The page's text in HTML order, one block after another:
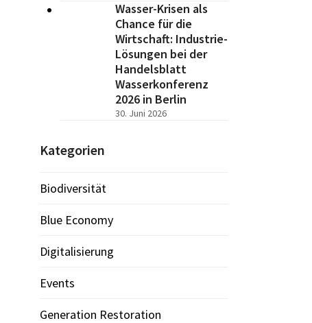
Wasser-Krisen als
Chance für die
Wirtschaft: Industrie-
Lösungen bei der
Handelsblatt
Wasserkonferenz
2026 in Berlin
30. Juni 2026
Kategorien
Biodiversität
Blue Economy
Digitalisierung
Events
Generation Restoration